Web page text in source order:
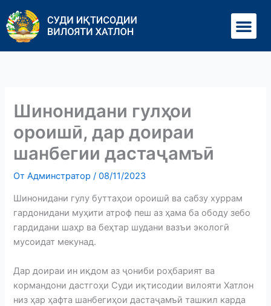
содержимому
Шинонидани гулҳои
ороишӣ, дар доираи
шанбегии дастаҷамъӣ
ОтАдминстратор/08/11/2023
Шинонидани гулу буттаҳои ороишӣ ва сабзу хуррам
гардонидани муҳити атроф пеш аз ҳама ба ободу зебо
гардидани шаҳр ва беҳтар шудани вазъи экологӣ
мусоидат мекунад.
Дар доираи ин иқдом аз ҷониби роҳбарият ва
кормандони дастгоҳи Суди иқтисодии вилояти Хатлон
низ ҳар ҳафта шанбегиҳои дастаҷамъӣ ташкил карда